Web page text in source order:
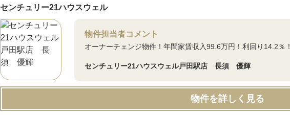
センチュリー21ハウスウェル
物件担当者コメント
オーナーチェンジ物件！年間家賃収入99.6万円！利回り14.2％！
センチュリー21ハウスウェル戸田駅店 長須 優輝
物件を詳しく見る